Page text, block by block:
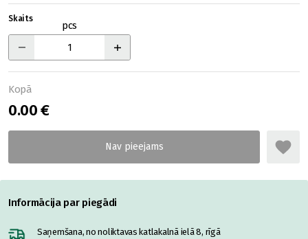
Skaits
pcs
Kopā
0.00 €
Informācija par piegādi
Saņemšana, no noliktavas katlakalnā ielā 8, rīgā